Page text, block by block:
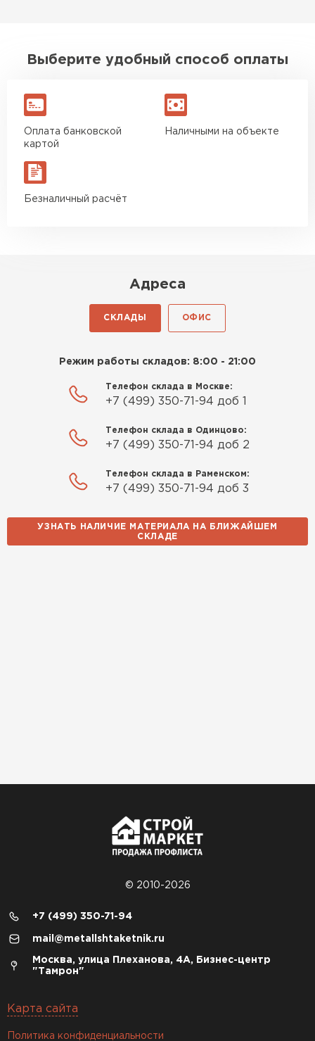
Выберите удобный способ оплаты
Оплата банковской
картой
Наличными на объекте
Безналичный расчёт
Адреса
СКЛАДЫ ОФИС
Режим работы складов: 8:00 - 21:00
Телефон склада в Москве:
+7 (499) 350-71-94 доб 1
Телефон склада в Одинцово:
+7 (499) 350-71-94 доб 2
Телефон склада в Раменском:
+7 (499) 350-71-94 доб 3
УЗНАТЬ НАЛИЧИЕ МАТЕРИАЛА НА БЛИЖАЙШЕМ
СКЛАДЕ
© 2010-2026
+7 (499) 350-71-94
mail@metallshtaketnik.ru
Москва, улица Плеханова, 4А, Бизнес-центр
"Тамрон"
Карта сайта
Политика конфиденциальности